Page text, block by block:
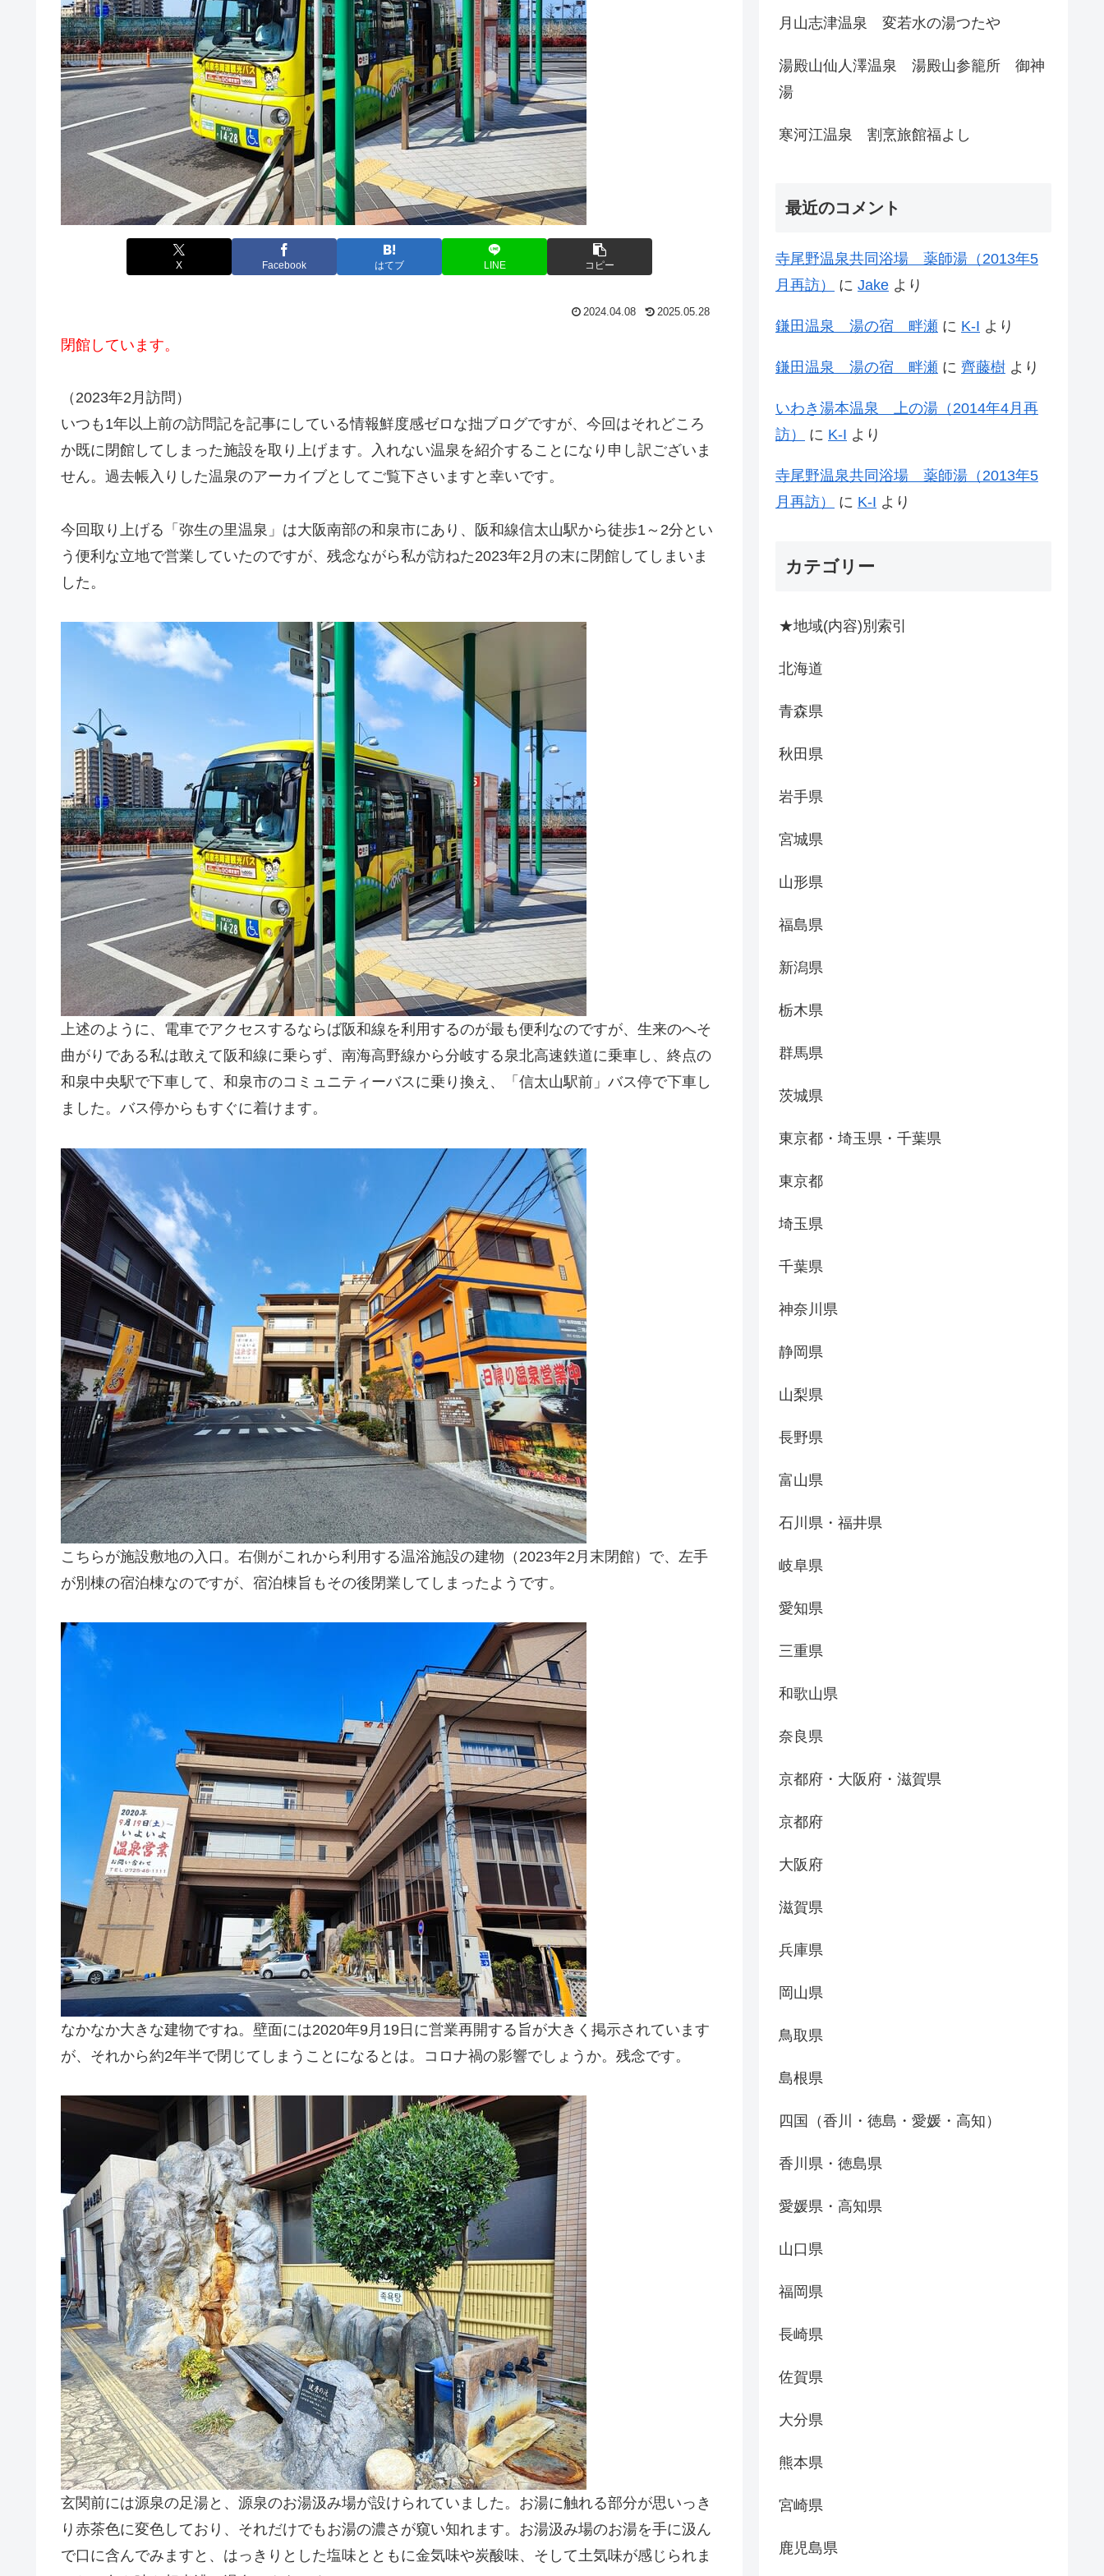
X Facebook はてブ LINE コピー
2024.04.08 2025.05.28
閉館しています。
（2023年2月訪問）
いつも1年以上前の訪問記を記事にしている情報鮮度感ゼロな拙ブログですが、今回はそれどころ
か既に閉館してしまった施設を取り上げます。入れない温泉を紹介することになり申し訳ございま
せん。過去帳入りした温泉のアーカイブとしてご覧下さいますと幸いです。
今回取り上げる「弥生の里温泉」は大阪南部の和泉市にあり、阪和線信太山駅から徒歩1～2分とい
う便利な立地で営業していたのですが、残念ながら私が訪ねた2023年2月の末に閉館してしまいま
した。
上述のように、電車でアクセスするならば阪和線を利用するのが最も便利なのですが、生来のへそ
曲がりである私は敢えて阪和線に乗らず、南海高野線から分岐する泉北高速鉄道に乗車し、終点の
和泉中央駅で下車して、和泉市のコミュニティーバスに乗り換え、「信太山駅前」バス停で下車し
ました。バス停からもすぐに着けます。
こちらが施設敷地の入口。右側がこれから利用する温浴施設の建物（2023年2月末閉館）で、左手
が別棟の宿泊棟なのですが、宿泊棟旨もその後閉業してしまったようです。
なかなか大きな建物ですね。壁面には2020年9月19日に営業再開する旨が大きく掲示されています
が、それから約2年半で閉じてしまうことになるとは。コロナ禍の影響でしょうか。残念です。
玄関前には源泉の足湯と、源泉のお湯汲み場が設けられていました。お湯に触れる部分が思いっき
り赤茶色に変色しており、それだけでもお湯の濃さが窺い知れます。お湯汲み場のお湯を手に汲ん
で口に含んでみますと、はっきりとした塩味とともに金気味や炭酸味、そして土気味が感じられま
月山志津温泉 変若水の湯つたや
湯殿山仙人澤温泉 湯殿山参籠所 御神
湯
寒河江温泉 割烹旅館福よし
最近のコメント
寺尾野温泉共同浴場 薬師湯（2013年5
月再訪）
に Jake より
鎌田温泉 湯の宿 畔瀬 に K-I より
鎌田温泉 湯の宿 畔瀬 に 齊藤樹 より
いわき湯本温泉 上の湯（2014年4月再
訪）
に K-I より
寺尾野温泉共同浴場 薬師湯（2013年5
月再訪）
に K-I より
カテゴリー
★地域(内容)別索引
北海道
青森県
秋田県
岩手県
宮城県
山形県
福島県
新潟県
栃木県
群馬県
茨城県
東京都・埼玉県・千葉県
東京都
埼玉県
千葉県
神奈川県
静岡県
山梨県
長野県
富山県
石川県・福井県
岐阜県
愛知県
三重県
和歌山県
奈良県
京都府・大阪府・滋賀県
京都府
大阪府
滋賀県
兵庫県
岡山県
鳥取県
島根県
四国（香川・徳島・愛媛・高知）
香川県・徳島県
愛媛県・高知県
山口県
福岡県
長崎県
佐賀県
大分県
熊本県
宮崎県
鹿児島県